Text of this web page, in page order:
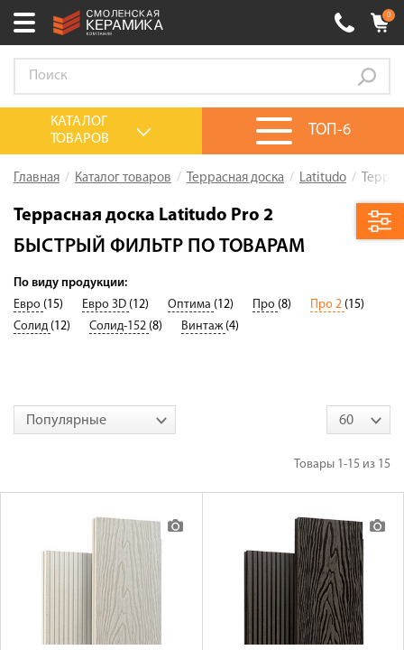
Выберите ваш город:
+7 (4812) 548-777
0 товаров на сумму0.00руб.
Акции
О компании
Сервис
Оплата
Сотрудничество
Галерея объектов
0
ТОП-6
КАТАЛОГ
ТОВАРОВ
Главная Каталог товаров Террасная доска Latitudo
Террасная доска Latitudo Pro 2
БЫСТРЫЙ ФИЛЬТР ПО ТОВАРАМ
По виду продукции:
Евро (15) Евро 3D (12) Оптима (12) Про (8) Про 2 (15)
Солид (12) Солид-152 (8) Винтаж (4)
Популярные 60
Товары 1-15 из 15